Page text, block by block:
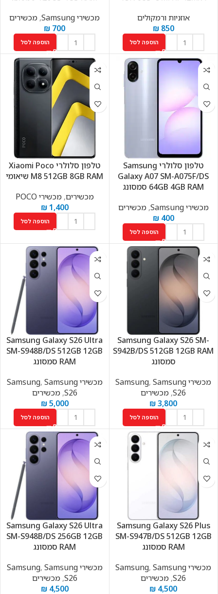
אוזניות ורמקולים
₪850
הוספה לסל
מכשירי Samsung
, מכשירים
₪ 700
הוספה לסל
טלפון סלולרי Samsung
Galaxy A07 SM-A075F/DS
64GB 4GB RAM סמסונג
מכשירי Samsung
,מכשירים
₪400
הוספה לסל
טלפון סלולרי Xiaomi Poco
M8 512GB 8GB RAM שיאומי
מכשירים,מכשירי POCO
₪1,400
הוספה לסל
Samsung Galaxy S26 SM-
S942B/DS 512GB 12GB RAM
סמסונג
מכשירי Samsung
,Samsung
S26
, מכשירים
₪3,800
הוספה לסל
Samsung Galaxy S26 Ultra
SM-S948B/DS 512GB 12GB
RAM סמסונג
מכשירי Samsung
, Samsung
S26
,מכשירים
₪5,000
הוספה לסל
Samsung Galaxy S26 Plus
SM-S947B/DS 512GB 12GB
RAM סמסונג
מכשירי Samsung
,Samsung
S26
, מכשירים
₪ 4,500
Samsung Galaxy S26 Ultra
SM-S948B/DS 256GB 12GB
RAM סמסונג
מכשירי Samsung
, Samsung
S26
,מכשירים
₪4,500